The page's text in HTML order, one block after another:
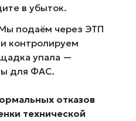
в убыток.
подаём через ЭТП
контролируем
упала —
для ФАС.
отказов
технической